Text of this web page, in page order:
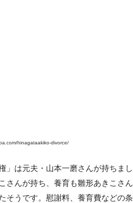
hinagataakiko-divorce/
」は元夫・山本一磨さんが持ちまし
さんが持ち、養育も雛形あきこさん
そうです。慰謝料、養育費などの条